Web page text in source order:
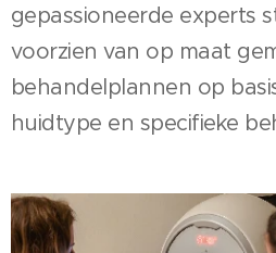
gepassioneerde experts
voorzien van op maat
behandelplannen op
huidtype en specifieke